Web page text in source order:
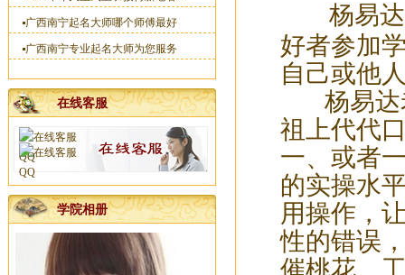
广西南宁起名大师哪个师傅最好
广西南宁专业起名大师为您服务
广西南宁风水培训预约电话：150...
杨易达大师2023年清明节前看风...
邀请函
公司开工吉日已发
杨易达风水大师服务项目
广西南宁老牌起名大师杨易达真...
南宁专业老牌起名大师杨易达为...
新年快乐，感谢新老客户十五年...
在线客服
学院相册
杨易
好者参加
自己或他
杨易达
祖上代代
一、或者
的实操水
用操作，
性的错误
催桃花、